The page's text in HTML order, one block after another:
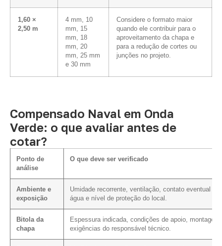
1,60 ×
2,50 m
4 mm, 10
mm, 15
mm, 18
mm, 20
mm, 25 mm
e 30 mm
Considere o formato maior
quando ele contribuir para o
aproveitamento da chapa e
para a redução de cortes ou
junções no projeto.
Compensado Naval em Onda
Verde: o que avaliar antes de
cotar?
Ponto de
análise
O que deve ser verificado
Ambiente e
exposição
Umidade recorrente, ventilação, contato eventual
água e nível de proteção do local.
Bitola da
chapa
Espessura indicada, condições de apoio, montagem
exigências do responsável técnico.